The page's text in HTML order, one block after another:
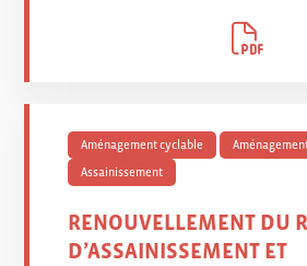
Aménagement cyclable
Assainissement
RENOUVELLEMENT DU
D’ASSAINISSEMENT ET